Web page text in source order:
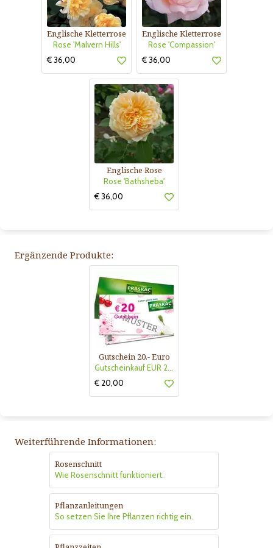
Englische Kletterrose
Rose 'Malvern Hills'
€ 36,00
Englische Kletterrose
Rose 'Compassion'
€ 36,00
Englische Rose
Rose 'Bathsheba'
€ 36,00
Ergänzende Produkte:
Gutschein 20.- Euro
Gutscheinkauf EUR 20.-
€ 20,00
Weiterführende Informationen:
Rosenschnitt
Wie Rosenschnitt funktioniert.
Pflanzanleitungen
So setzen Sie Ihre Pflanzen richtig ein.